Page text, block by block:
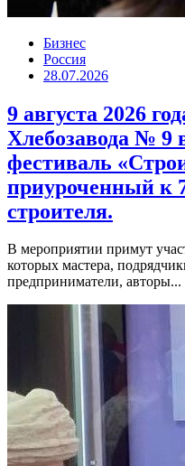
Бизнес
Россия
28.07.2026
9 августа 2026
Хлебозавода № 9
фестиваль
приуроченный к
строителя.
В мероприятии примут
которых мастера,
предприниматели, авторы...